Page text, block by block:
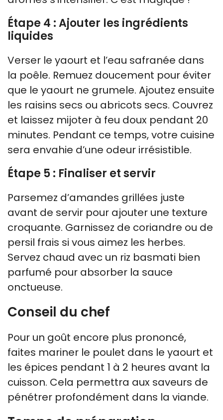
Étape 4 : Ajouter les ingrédients
liquides
Verser le yaourt et l’eau safranée dans
la poêle. Remuez doucement pour éviter
que le yaourt ne grumele. Ajoutez ensuite
les raisins secs ou abricots secs. Couvrez
et laissez mijoter à feu doux pendant 20
minutes. Pendant ce temps, votre cuisine
sera envahie d’une odeur irrésistible.
Étape 5 : Finaliser et servir
Parsemez d’amandes grillées juste
avant de servir pour ajouter une texture
croquante. Garnissez de coriandre ou de
persil frais si vous aimez les herbes.
Servez chaud avec un riz basmati bien
parfumé pour absorber la sauce
onctueuse.
Conseil du chef
Pour un goût encore plus prononcé,
faites mariner le poulet dans le yaourt et
les épices pendant 1 à 2 heures avant la
cuisson. Cela permettra aux saveurs de
pénétrer profondément dans la viande.